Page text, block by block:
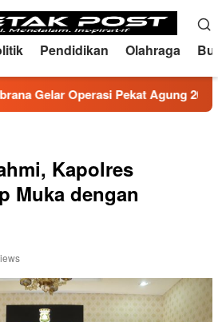
Pendidikan Olahraga
Pekat Agung 2026
Kapolres
Muka dengan